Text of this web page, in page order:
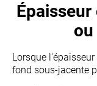
Lorsque
fond sous-jacente